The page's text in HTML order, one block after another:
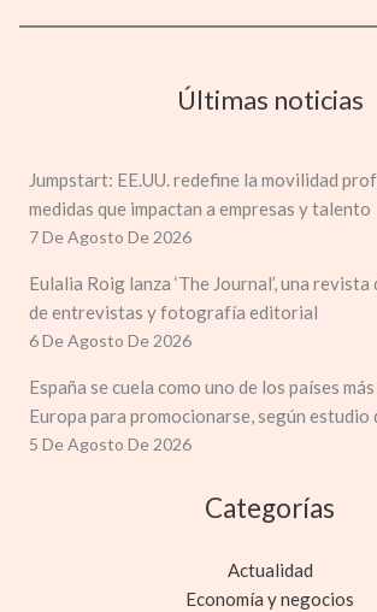
Últimas noticias
Jumpstart: EE.UU. redefine la movilidad
medidas que impactan a empresas y talento
7 De Agosto De 2026
Eulalia Roig lanza ‘The Journal’, una
de entrevistas y fotografía editorial
6 De Agosto De 2026
España se cuela como uno de los países
Europa para promocionarse, según estudio
5 De Agosto De 2026
Categorías
Actualidad
Economía y negocios